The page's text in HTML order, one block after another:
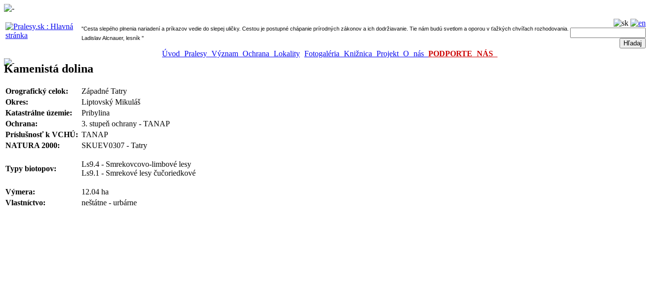
" Cesta slepého plnenia nariadení a príkazov vedie do slepej uličky. Cestou je postupné chápanie prírodných zákonov a ich dodržiavanie. Tie nám budú svetlom a oporou v ťažkých chvíľach rozhodovania.
Ladislav Alcnauer, lesník "
Úvod Pralesy Význam Ochrana Lokality Fotogaléria Knižnica Projekt O nás PODPORTE NÁS
Kamenistá dolina
Orografický celok:
Západné Tatry
Okres:
Liptovský Mikuláš
Katastrálne územie:
Pribylina
Ochrana:
3. stupeň ochrany - TANAP
Príslušnosť k VCHÚ: TANAP
NATURA 2000:
SKUEV0307 - Tatry
Typy biotopov:
Ls9.4 - Smrekovcovo-limbové lesy
Ls9.1 - Smrekové lesy čučoriedkové
Výmera:
12.04 ha
Vlastníctvo:
neštátne - urbárne